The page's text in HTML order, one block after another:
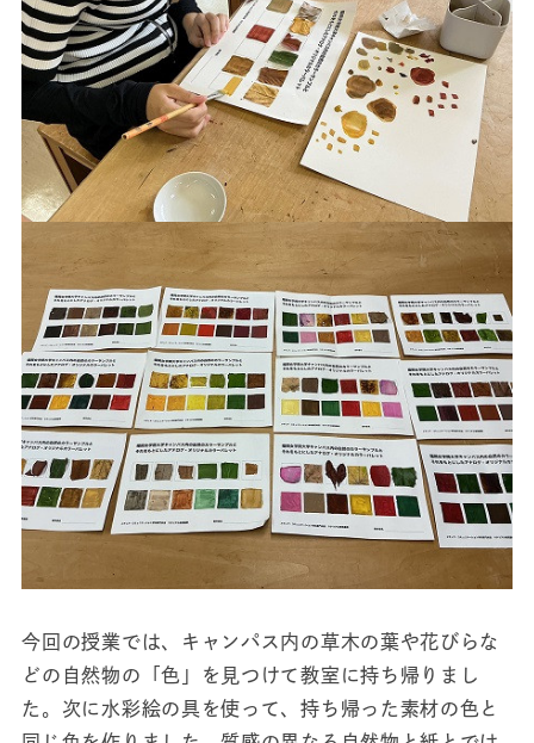
今回の授業では、キャンパス内の草木の葉や花びらな
どの自然物の「色」を見つけて教室に持ち帰りまし
た。次に水彩絵の具を使って、持ち帰った素材の色と